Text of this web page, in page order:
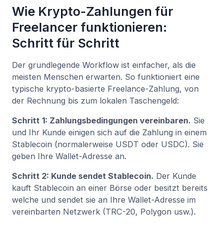
Wie Krypto-Zahlungen für
Freelancer funktionieren:
Schritt für Schritt
Der grundlegende Workflow ist einfacher, als die
meisten Menschen erwarten. So funktioniert eine
typische krypto-basierte Freelance-Zahlung, von
der Rechnung bis zum lokalen Taschengeld:
Schritt 1: Zahlungsbedingungen vereinbaren. Sie
und Ihr Kunde einigen sich auf die Zahlung in einem
Stablecoin (normalerweise USDT oder USDC). Sie
geben Ihre Wallet-Adresse an.
Schritt 2: Kunde sendet Stablecoin. Der Kunde
kauft Stablecoin an einer Börse oder besitzt bereits
welche und sendet sie an Ihre Wallet-Adresse im
vereinbarten Netzwerk (TRC-20, Polygon usw.).